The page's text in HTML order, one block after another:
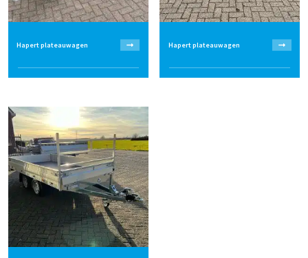
Hapert plateauwagen Hapert plateauwagen